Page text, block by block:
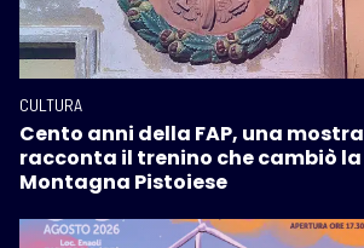
CULTURA
Cento anni della FAP, una mostra
racconta il trenino che cambiò la
Montagna Pistoiese